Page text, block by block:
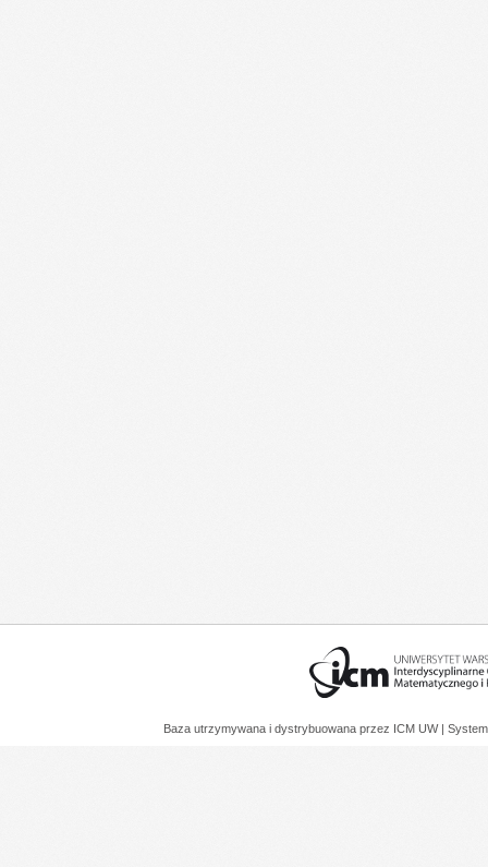
Baza utrzymywana i dystrybuowana przez ICM UW |